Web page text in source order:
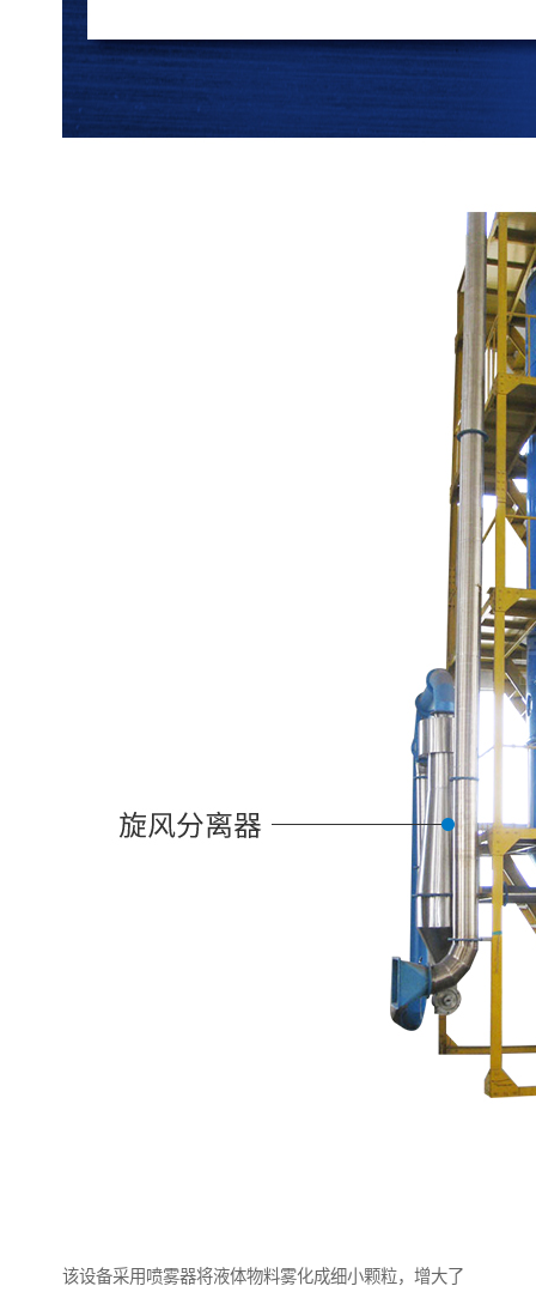
该设备采用喷雾器将液体物料雾化成细小颗粒，增大了